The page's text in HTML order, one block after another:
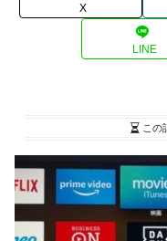
X
LINE
この